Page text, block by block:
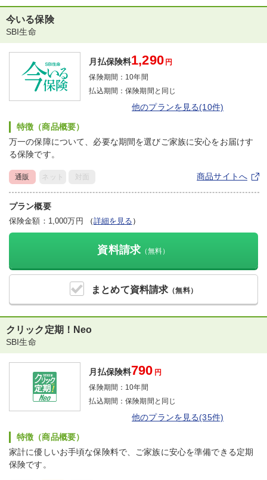
まとめて資料請求 （無料）
今いる保険
SBI生命
資料請求 （無料）
月払保険料1,290 円
保険期間： 10年間
払込期間：保険期間と同じ
他のプランを見る(10件)
特徴（商品概要）
万一の保障について、必要な期間を選びご家族に安心をお届けす
る保険です。
通販 ネット 対面 商品サイトへ
プラン概要
保険金額：1,000万円 （詳細を見る ）
クリック定期！Neo
SBI生命
月払保険料790 円
保険期間： 10年間
払込期間：保険期間と同じ
他のプランを見る(35件)
特徴（商品概要）
家計に優しいお手頃な保険料で、ご家族に安心を準備できる定期
保険です。